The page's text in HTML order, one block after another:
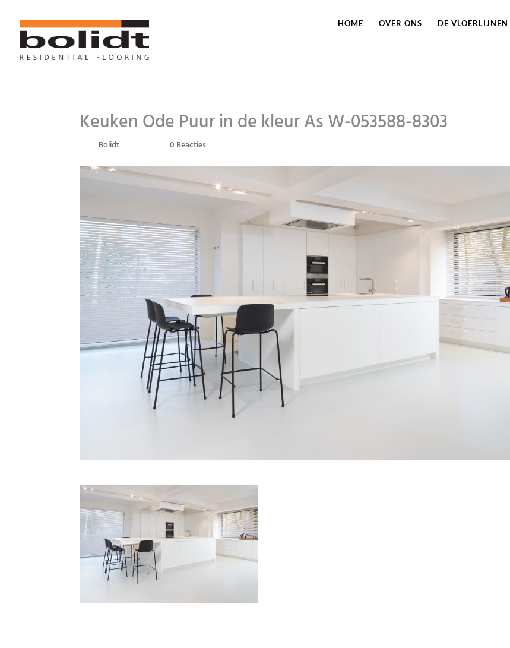
HOME OVER ONS DE VLOERLIJNEN
Keuken Ode Puur in de kleur As W-053588-8303
Bolidt |0 Reacties